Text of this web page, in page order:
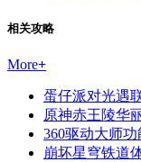
相关攻略
More+
蛋仔派对光遇
原神赤王陵华
360驱动大师
崩坏星穹铁道